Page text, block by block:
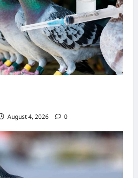
August 4, 2026 0